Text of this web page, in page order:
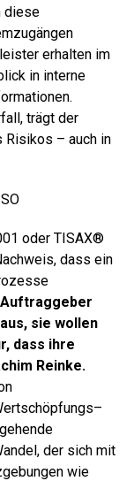
diese
erhalten im
in interne
trägt der
Risikos – auch in
oder TISAX®
dass ein
, sie wollen
dass ihre
Reinke.
–
der sich mit
wie